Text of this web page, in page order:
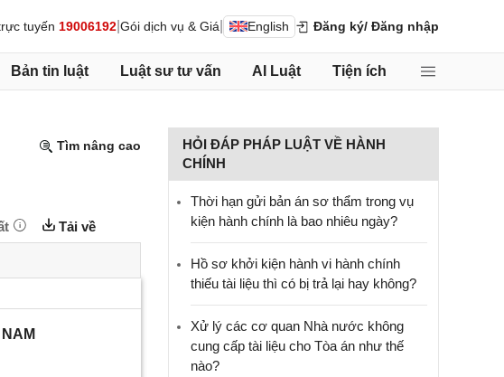
tuyến 19006192 Gói dịch vụ & Giá English Đăng ký/ Đăng nhập
Bản tin luật Luật sư tư vấn AI Luật Tiện ích
Tìm nâng cao
Tải về
HỎI ĐÁP PHÁP LUẬT VỀ HÀNH
CHÍNH
Thời hạn gửi bản án sơ thẩm trong vụ
kiện hành chính là bao nhiêu ngày?
Hồ sơ khởi kiện hành vi hành chính
thiếu tài liệu thì có bị trả lại hay không?
Xử lý các cơ quan Nhà nước không
cung cấp tài liệu cho Tòa án như thế
nào?